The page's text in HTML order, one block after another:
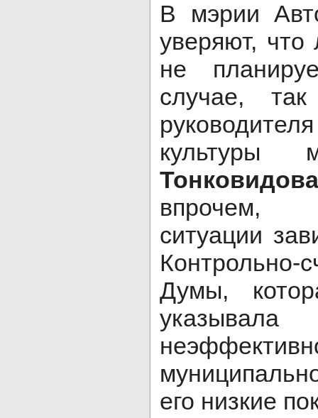
В мэрии
уверяют, что
не
случае,
Тонковидова
впрочем,
ситуации
Думы,
его низкие